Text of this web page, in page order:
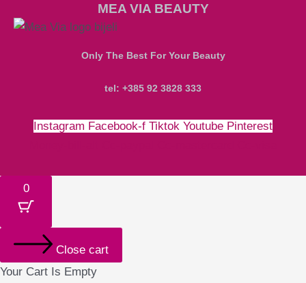
MEA VIA BEAUTY
Only The Best For Your Beauty
tel: +385 92 3828 333
Instagram Facebook-f Tiktok Youtube Pinterest
0
Close cart
Your Cart Is Empty